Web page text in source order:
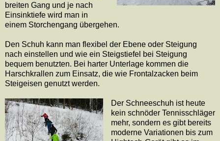
breiten Gang und je nach
Einsinktiefe wird man in
einem Storchengang übergehen.
Den Schuh kann man flexibel der Ebene oder Steigung
nach einstellen und wie ein Steigstiefel bei Steigung
bequem benutzten. Bei harter Unterlage kommen die
Harschkrallen zum Einsatz, die wie Frontalzacken beim
Steigeisen genutzt werden.
Der Schneeschuh ist heute
kein schnöder Tennisschläger
mehr, sondern es gibt bereits
moderne Variationen bis zum